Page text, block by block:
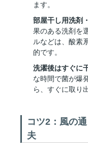
ます。
部屋干し用洗剤
果のある洗剤を
ルなどは、酸素
的です。
洗濯後はすぐに
な時間で菌が爆
ら、すぐに取り
コツ2：風の
夫